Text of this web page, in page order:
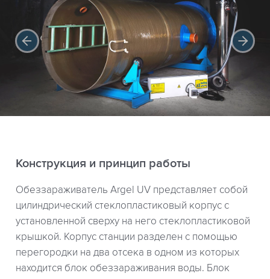
Конструкция и принцип работы
Обеззараживатель Argel UV представляет собой
цилиндрический стеклопластиковый корпус с
установленной сверху на него стеклопластиковой
крышкой. Корпус станции разделен с помощью
перегородки на два отсека в одном из которых
находится блок обеззараживания воды. Блок